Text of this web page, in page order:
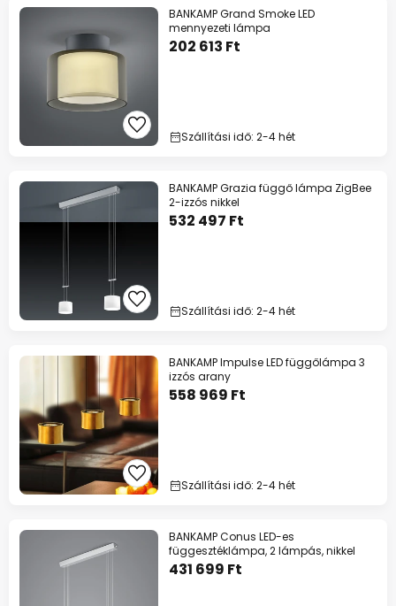
BANKAMP Grand Smoke LED
mennyezeti lámpa
202 613 Ft
Szállítási idő: 2-4 hét
BANKAMP Grazia függő lámpa ZigBee
2-izzós nikkel
532 497 Ft
Szállítási idő: 2-4 hét
BANKAMP Impulse LED függőlámpa 3
izzós arany
558 969 Ft
Szállítási idő: 2-4 hét
BANKAMP Conus LED-es
függesztéklámpa, 2 lámpás, nikkel
431 699 Ft